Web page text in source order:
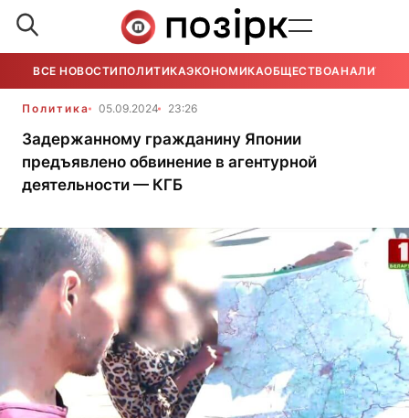
ВСЕ НОВОСТИ ПОЛИТИКАЭКОНОМИКАОБЩЕСТВОАНАЛИТИКА
Политика 05.09.2024 23:26
Задержанному гражданину Японии
предъявлено обвинение в агентурной
деятельности — КГБ